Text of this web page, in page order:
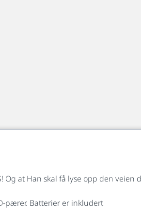
Og at Han skal få lyse opp den veien
pærer. Batterier er inkludert